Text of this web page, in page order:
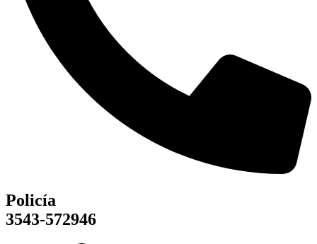
Policía
3543-572946